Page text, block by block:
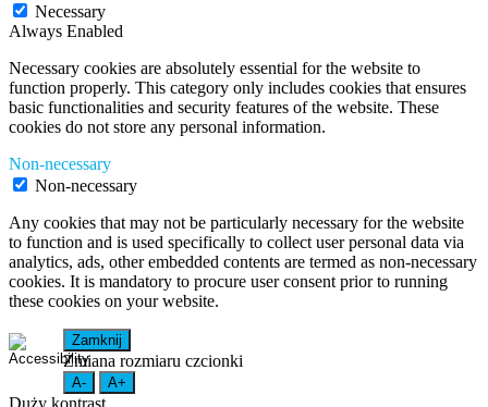
Necessary
Always Enabled
Necessary cookies are absolutely essential for the website to
function properly. This category only includes cookies that ensures
basic functionalities and security features of the website. These
cookies do not store any personal information.
Non-necessary
Non-necessary
Any cookies that may not be particularly necessary for the website
to function and is used specifically to collect user personal data via
analytics, ads, other embedded contents are termed as non-necessary
cookies. It is mandatory to procure user consent prior to running
these cookies on your website.
Zamknij
Zmiana rozmiaru czcionki
A- A+
Duży kontrast